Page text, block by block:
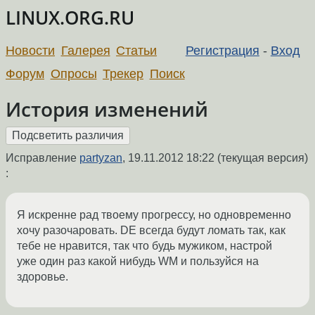
LINUX.ORG.RU
Регистрация - Вход
Новости Галерея Статьи
Форум Опросы Трекер Поиск
История изменений
Исправление partyzan, 19.11.2012 18:22 (текущая версия)
:
Я искренне рад твоему прогрессу, но одновременно
хочу разочаровать. DE всегда будут ломать так, как
тебе не нравится, так что будь мужиком, настрой
уже один раз какой нибудь WM и пользуйся на
здоровье.